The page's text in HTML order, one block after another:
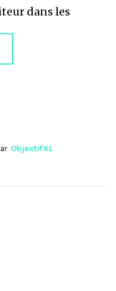
dans les
ObjectifXL